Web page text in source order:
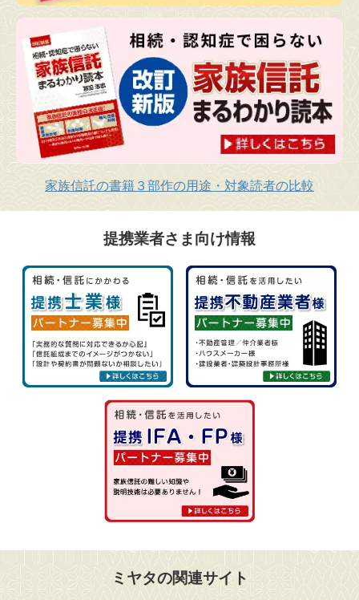
家族信託の書籍３部作の用途・対象読者の比較
提携業者さま向け情報
ミヤタの関連サイト